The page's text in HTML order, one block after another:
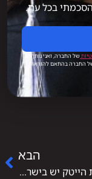
של החברה, ואני נותן/ת
החברה בהתאם להוראות
הבא
כמה חברות הייטק יש בישראל – תמונת מצב עדכנית והמשמעות שלה